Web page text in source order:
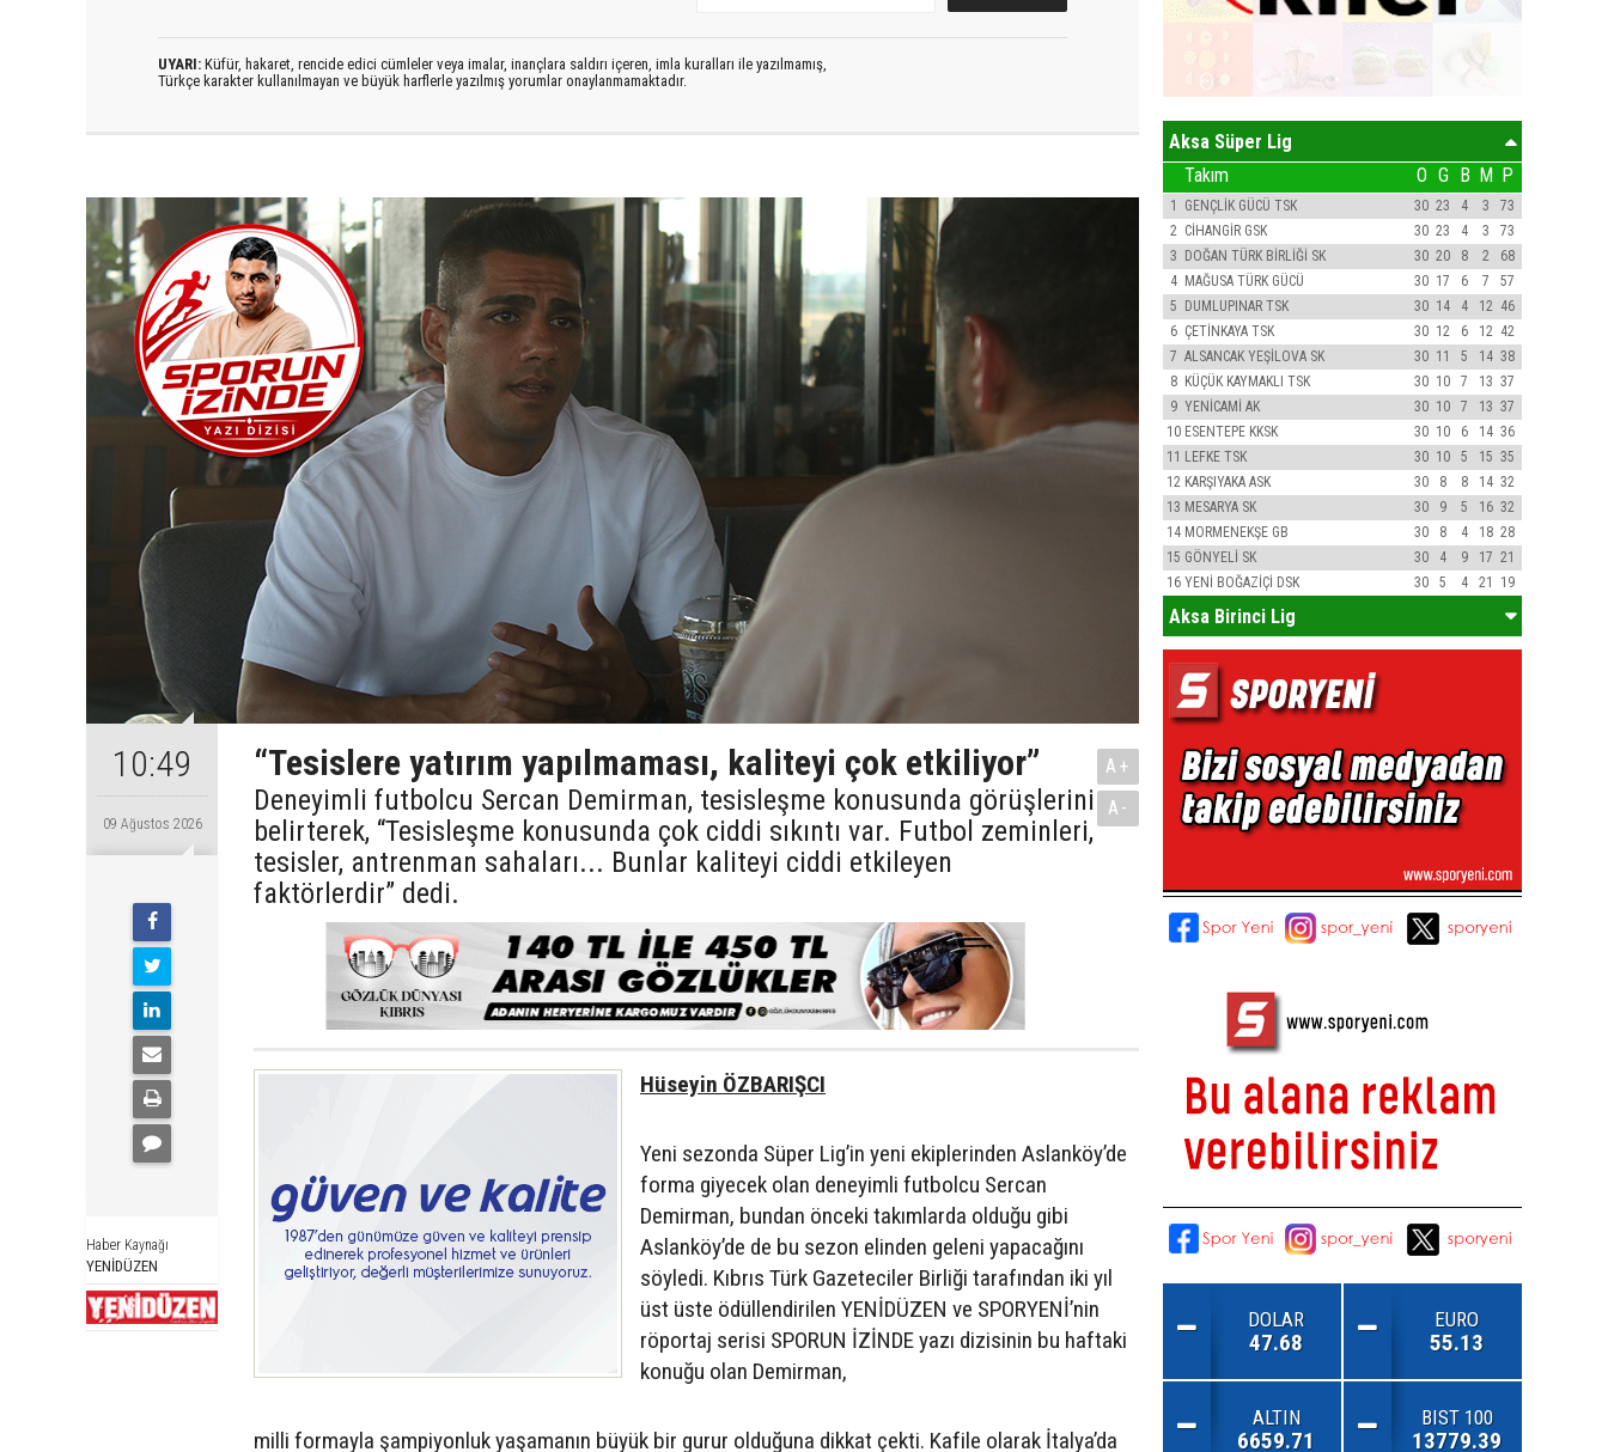
UYARI: Küfür, hakaret, rencide edici cümleler veya imalar, inançlara saldırı içeren, imla kuralları ile yazılmamış,
Türkçe karakter kullanılmayan ve büyük harflerle yazılmış yorumlar onaylanmamaktadır.
10:49
09 Ağustos 2026
Haber Kaynağı
YENİDÜZEN
“Tesislere yatırım yapılmaması, kaliteyi çok etkiliyor”
Deneyimli futbolcu Sercan Demirman, tesisleşme konusunda görüşlerini
belirterek, “Tesisleşme konusunda çok ciddi sıkıntı var. Futbol zeminleri,
tesisler, antrenman sahaları... Bunlar kaliteyi ciddi etkileyen
faktörlerdir” dedi.
A+
A-
Hüseyin ÖZBARIŞCI
Yeni sezonda Süper Lig’in yeni ekiplerinden Aslanköy’de
forma giyecek olan deneyimli futbolcu Sercan
Demirman, bundan önceki takımlarda olduğu gibi
Aslanköy’de de bu sezon elinden geleni yapacağını
söyledi. Kıbrıs Türk Gazeteciler Birliği tarafından iki yıl
üst üste ödüllendirilen YENİDÜZEN ve SPORYENİ’nin
röportaj serisi SPORUN İZİNDE yazı dizisinin bu haftaki
konuğu olan Demirman,
milli formayla şampiyonluk yaşamanın büyük bir gurur olduğuna dikkat çekti. Kafile olarak İtalya’da
Aksa Süper Lig
Takım O G B M P
1 GENÇLİK GÜCÜ TSK 30 23 4 3
73
2 CİHANGİR GSK 30 23 4 3
73
3 DOĞAN TÜRK BİRLİĞİ SK 30 20 8 2
68
4 MAĞUSA TÜRK GÜCÜ 30 17 6 7
57
5 DUMLUPINAR TSK 30 14 4 12 46
6 ÇETİNKAYA TSK 30 12 6 12 42
7 ALSANCAK YEŞİLOVA SK 30 11 5 14 38
8 KÜÇÜK KAYMAKLI TSK 30 10 7 13 37
9 YENİCAMİ AK 30 10 7 13 37
10 ESENTEPE KKSK 30 10 6 14 36
11 LEFKE TSK 30 10 5 15 35
12 KARŞIYAKA ASK 30 8 8 14 32
13 MESARYA SK 30 9 5 16 32
14 MORMENEKŞE GB 30 8 4 18 28
15 GÖNYELİ SK 30 4 9 17 21
16 YENİ BOĞAZİÇİ DSK 30 5 4 21 19
Aksa Birinci Lig
DOLAR
47.68
EURO
55.13
ALTIN
6659.71
BIST 100
13779.39